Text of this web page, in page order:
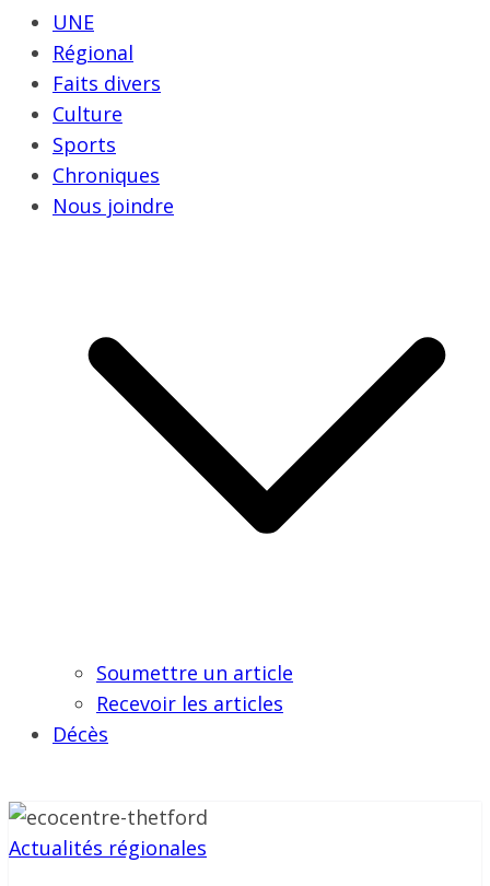
UNE
Régional
Faits divers
Culture
Sports
Chroniques
Nous joindre
Soumettre un article
Recevoir les articles
Décès
Actualités régionales